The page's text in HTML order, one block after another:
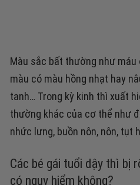
Màu sắc bất thường như máu
màu có màu hồng nhạt hay
tanh… Trong kỳ kinh thì xuất
thường khác của cơ thể như
nhức lưng, buồn nôn, nôn, tụt
Các bé gái tuổi dậy thì bị
có nguy hiểm không?